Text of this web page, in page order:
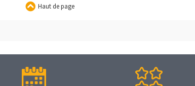
Haut de page